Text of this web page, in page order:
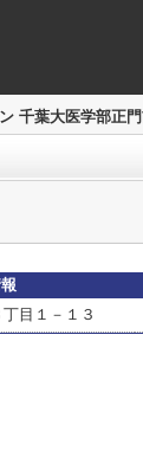
千葉大医学部正
目１－１３